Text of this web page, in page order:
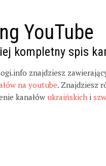
YouTube
kompletny spis
znajdziesz
na youtube. Znajdziesz
kanałów ukraińskich i